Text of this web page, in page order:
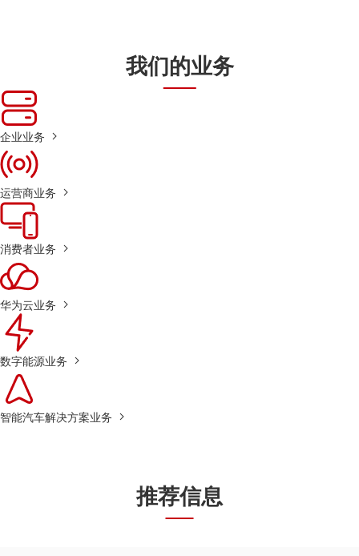
我们的业务
企业业务
运营商业务
消费者业务
华为云业务
数字能源业务
智能汽车解决方案业务
推荐信息